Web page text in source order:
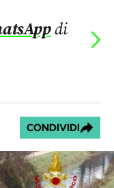
di
CONDIVIDI